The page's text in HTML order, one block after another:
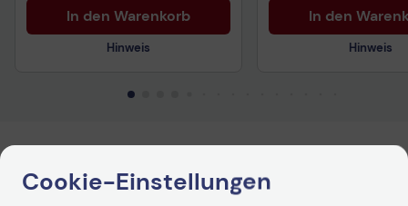
In den Warenkorb
Hinweis
In den
Hinweis
Cookie-Einstellungen